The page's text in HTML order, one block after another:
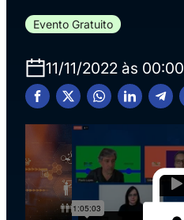
Evento Gratuito
11/11/2022 às 00:00